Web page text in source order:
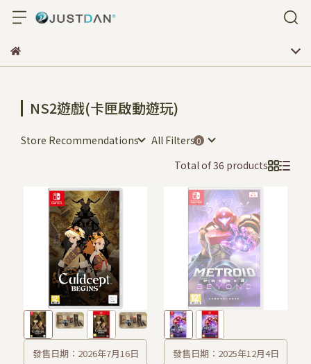
NS2遊戲(卡匣啟動遊玩)
Store Recommendations
All Filters
Total of 36 products
發售日期：2026年7月16日 發售日期：2025年12月4日